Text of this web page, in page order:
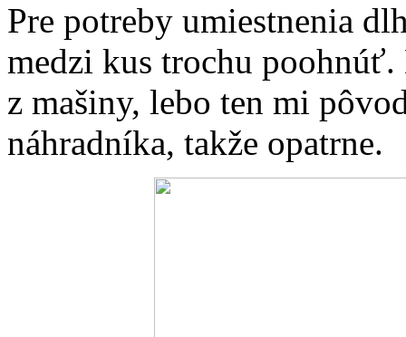
Pre potreby umiestnenia
medzi kus trochu
z mašiny, lebo ten mi
náhradníka, takže opatrne.